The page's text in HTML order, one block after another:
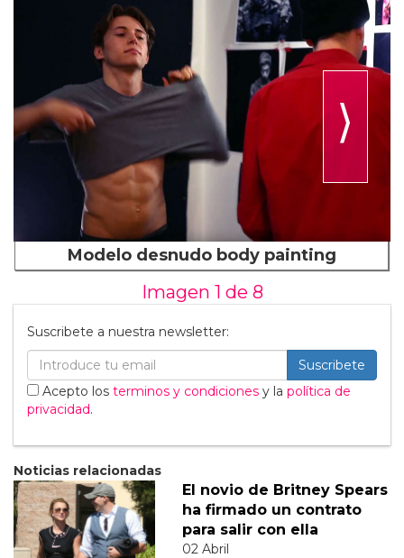
⟩
Modelo desnudo body painting
Imagen 1 de 8
Suscribete a nuestra newsletter:
Suscribete
Acepto los terminos y condiciones y la política de
privacidad.
Noticias relacionadas
El novio de Britney Spears
ha firmado un contrato
para salir con ella
02 Abril